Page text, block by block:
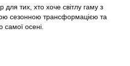
для тих, хто хоче світлу гаму з
сезонною трансформацією та
самої осені.